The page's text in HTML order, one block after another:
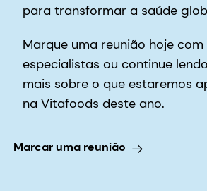
para transformar a saúde
Marque uma reunião hoje
especialistas ou continue
mais sobre o que estaremos
na Vitafoods deste ano.
Marcar uma reunião